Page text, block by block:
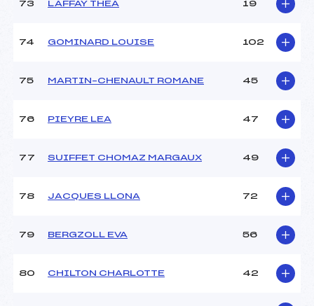
73 LAFFAY THEA 19
74 GOMINARD LOUISE 102
75 MARTIN–CHENAULT ROMANE 45
76 PIEYRE LEA 47
77 SUIFFET CHOMAZ MARGAUX 49
78 JACQUES LLONA 72
79 BERGZOLL EVA 56
80 CHILTON CHARLOTTE 42